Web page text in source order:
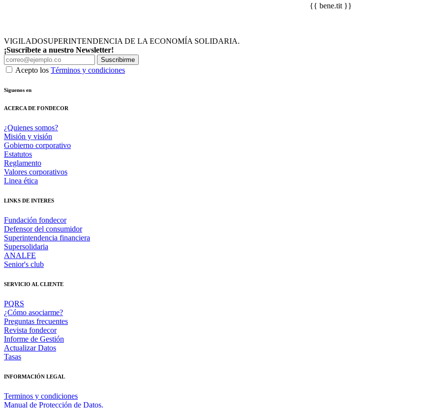
{{ bene.tit }}
VIGILADOSUPERINTENDENCIA DE LA ECONOMÍA SOLIDARIA.
¡Suscribete a nuestro Newsletter!
Suscribirme
Acepto los Términos y condiciones
Siguenos en
ACERCA DE FONDECOR
¿Quienes somos?
Misión y visión
Gobierno corporativo
Estatutos
Reglamento
Valores corporativos
Linea ética
LINKS DE INTERES
Fundación fondecor
Defensor del consumidor
Superintendencia financiera
Supersolidaria
ANALFE
Senior's club
SERVICIO AL CLIENTE
PQRS
¿Cómo asociarme?
Preguntas frecuentes
Revista fondecor
Informe de Gestión
Actualizar Datos
Tasas
INFORMACIÓN LEGAL
Terminos y condiciones
Manual de Protección de Datos.